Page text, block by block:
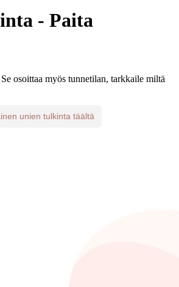
- Paita
osoittaa myös tunnetilan, tarkkaile miltä
unien tulkinta täältä